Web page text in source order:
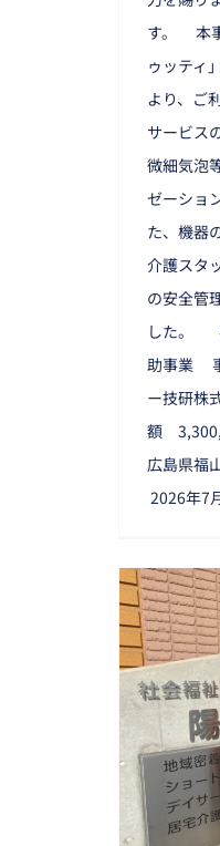
す。 本
ゥッティ
より、ご
サービス
微細気泡
ゼーショ
た、機器
介護スタ
の安全管
した。
助事業
ー技研株
額
広島県福
2026年